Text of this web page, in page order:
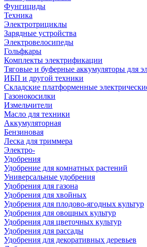
Фунгициды
Техника
Электротрициклы
Зарядные устройства
Электровелосипеды
Гольфкары
Комплекты электрификации
Тяговые и буферные аккумуляторы для
ИБП и другой техники
Складские платформенные
Газонокосилки
Измельчители
Масло для техники
Аккумуляторная
Бензиновая
Леска для триммера
Электро-
Удобрения
Удобрение для комнатных растений
Универсальные удобрения
Удобрения для газона
Удобрения для хвойных
Удобрения для плодово-ягодных культур
Удобрения для овощных культур
Удобрения для цветочных культур
Удобрения для рассады
Удобрения для декоративных деревьев